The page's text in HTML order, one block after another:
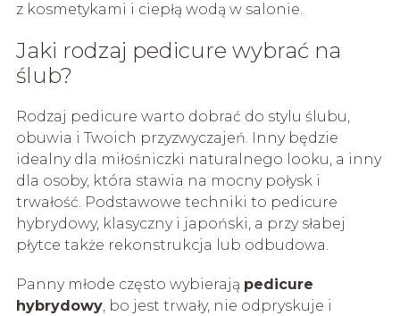
z kosmetykami i ciepłą wodą w salonie.
Jaki rodzaj pedicure wybrać na
ślub?
Rodzaj pedicure warto dobrać do stylu ślubu,
obuwia i Twoich przyzwyczajeń. Inny będzie
idealny dla miłośniczki naturalnego looku, a inny
dla osoby, która stawia na mocny połysk i
trwałość. Podstawowe techniki to pedicure
hybrydowy, klasyczny i japoński, a przy słabej
płytce także rekonstrukcja lub odbudowa.
Panny młode często wybierają pedicure
hybrydowy, bo jest trwały, nie odpryskuje i